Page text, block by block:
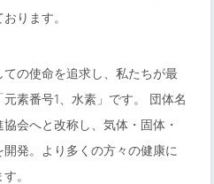
ります。
の使命を追求し、私たちが最
素番号1、水素」です。 団体名
会へと改称し、気体・固体・
発。より多くの方々の健康に
。